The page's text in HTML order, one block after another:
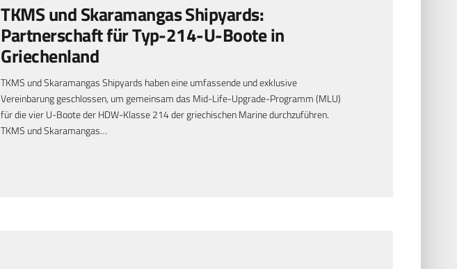
TKMS und Skaramangas Shipyards:
Partnerschaft für Typ-214-U-Boote in
Griechenland
TKMS und Skaramangas Shipyards haben eine umfassende und exklusive
Vereinbarung geschlossen, um gemeinsam das Mid-Life-Upgrade-Programm (MLU)
für die vier U-Boote der HDW-Klasse 214 der griechischen Marine durchzuführen.
TKMS und Skaramangas…